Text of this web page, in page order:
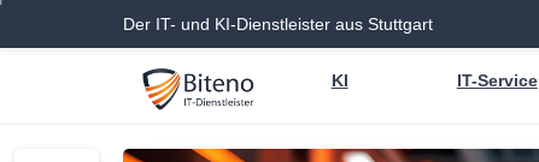
Der IT- und KI-Dienstleister aus Stuttgart
KI IT-Service